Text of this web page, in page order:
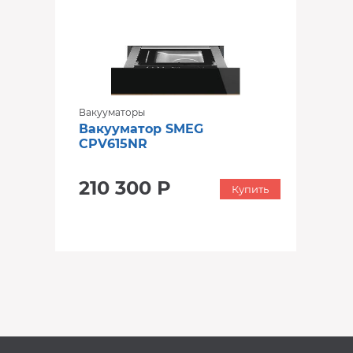
Вакууматоры
Вакууматор SMEG
CPV615NR
210 300 Р Купить